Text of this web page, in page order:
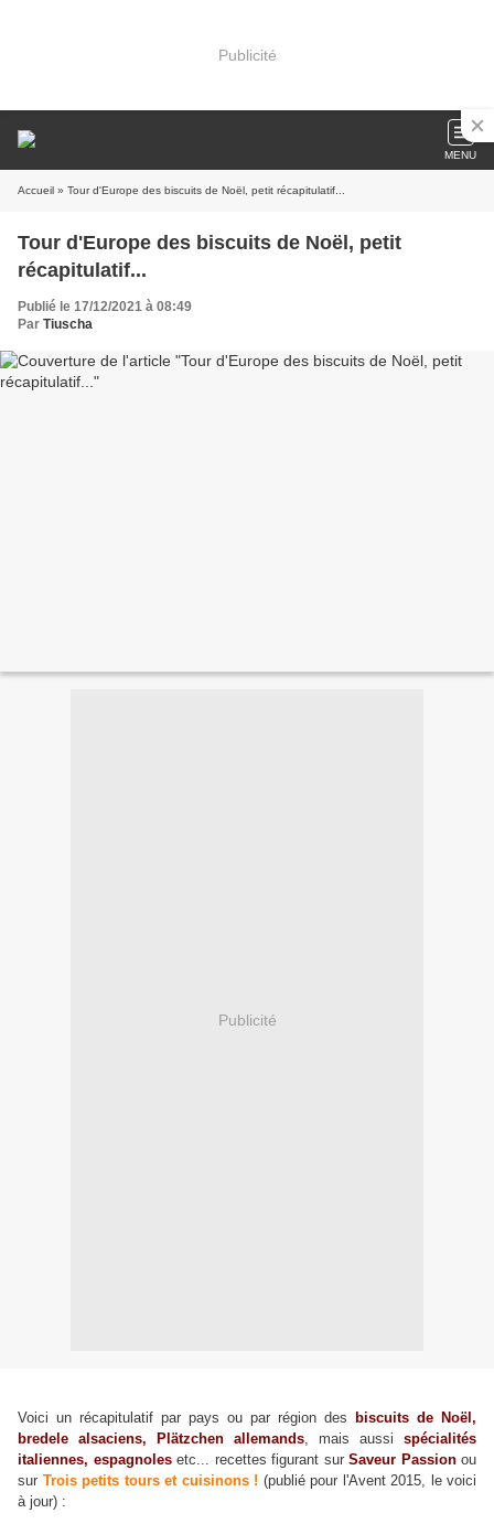
Publicité
MENU
Accueil » Tour d'Europe des biscuits de Noël, petit récapitulatif...
Tour d'Europe des biscuits de Noël, petit
récapitulatif...
Publié le 17/12/2021 à 08:49
Par Tiuscha
Publicité
Voici un récapitulatif par pays ou par région des
biscuits de Noël,
bredele alsaciens, Plätzchen allemands, mais aussi spécialités
italiennes, espagnoles etc... recettes figurant sur Saveur Passionou
sur Trois petits tours et cuisinons ! (publié pour l'Avent 2015, le voici
à jour) :